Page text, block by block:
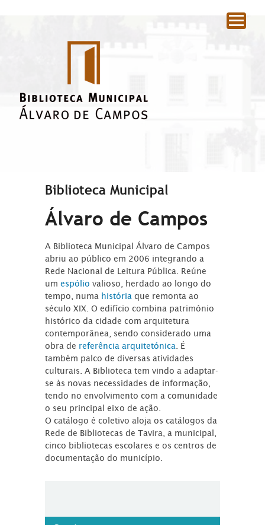
Biblioteca Municipal
Álvaro de Campos
A Biblioteca Municipal Álvaro de Campos
abriu ao público em 2006 integrando a
Rede Nacional de Leitura Pública. Reúne
umespóliovalioso, herdado ao longo do
tempo, numa história que remonta ao
século XIX. O edifício combina património
histórico da cidade com arquitetura
contemporânea, sendo considerado uma
obra de referência arquitetónica . É
também palco de diversas atividades
culturais. A Biblioteca tem vindo a adaptar-
se às novas necessidades de informação,
tendo no envolvimento com a comunidade
o seu principal eixo de ação.
O catálogo é coletivo aloja os catálogos da
Rede de Bibliotecas de Tavira, a municipal,
cinco bibliotecas escolares e os centros de
documentação do município.